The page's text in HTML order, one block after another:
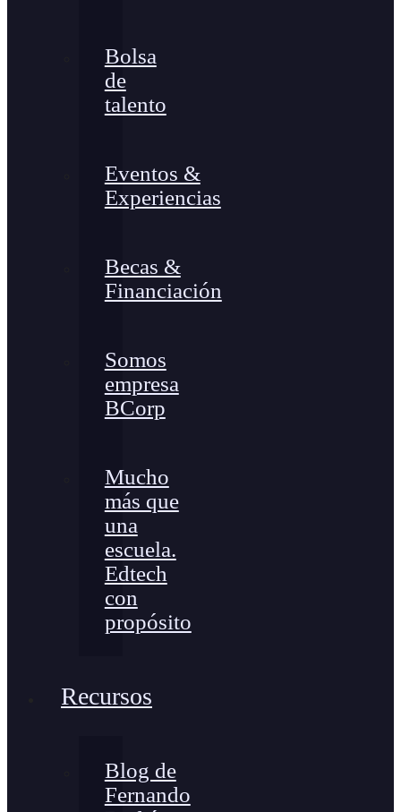
Bolsa
de
talento
Eventos &
Experiencias
Becas &
Financiación
Somos
empresa
BCorp
Mucho
más que
una
escuela.
Edtech
con
propósito
Recursos
Blog de
Fernando